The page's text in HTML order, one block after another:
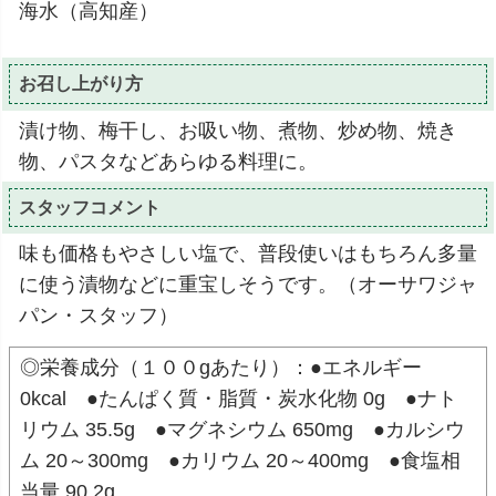
海水（高知産）
お召し上がり方
漬け物、梅干し、お吸い物、煮物、炒め物、焼き
物、パスタなどあらゆる料理に。
スタッフコメント
味も価格もやさしい塩で、普段使いはもちろん多量
に使う漬物などに重宝しそうです。（オーサワジャ
パン・スタッフ）
◎栄養成分（１００gあたり）：●エネルギー
0kcal ●たんぱく質・脂質・炭水化物 0g ●ナト
リウム 35.5g ●マグネシウム 650mg ●カルシウ
ム 20～300mg ●カリウム 20～400mg ●食塩相
当量 90.2g